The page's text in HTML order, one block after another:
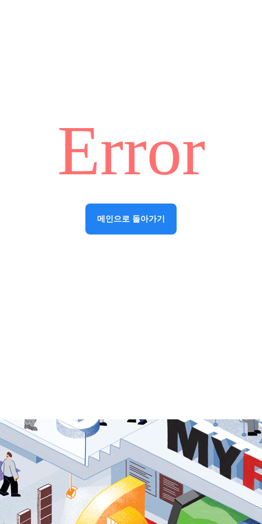
Error
메인으로 돌아가기